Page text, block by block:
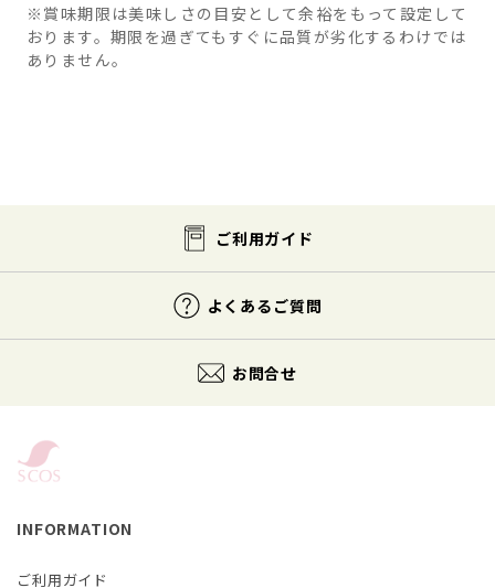
※賞味期限は美味しさの目安として余裕をもって設定して
おります。期限を過ぎてもすぐに品質が劣化するわけでは
ありません。
ご利用ガイド
よくあるご質問
お問合せ
INFORMATION
ご利用ガイド